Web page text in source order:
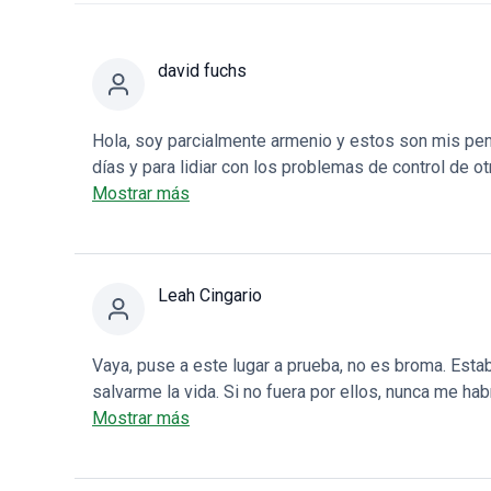
david fuchs
Hola, soy parcialmente armenio y estos son mis
días y para lidiar con los problemas de control de
es regular. El personal es amable y realmente
valga la pena lo es. En lugar de culpar a la vida
que han estado profundamente dentro de mí
mí mismo en lugar de vivir en el infierno en el que
estar en él en absoluto.
Mostrar más
Leah Cingario
Vaya, puse a este lugar a prueba, no es broma.
salvarme la vida. Si no fuera por ellos, nunca me
abril y, para alguien que se despertaba por las
Mostrar más